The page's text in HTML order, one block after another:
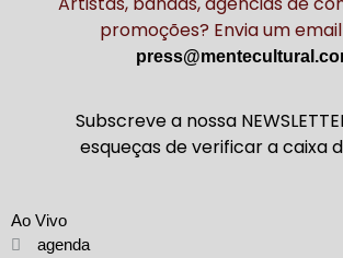
promoções? Envia um
Subscreve a nossa
esqueças de verificar a caixa
Ao Vivo
agenda